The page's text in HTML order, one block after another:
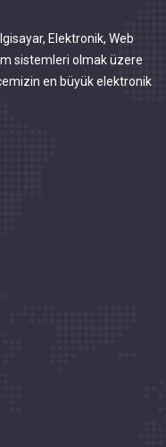
Elektronik, Web
sistemleri olmak üzere
en büyük elektronik